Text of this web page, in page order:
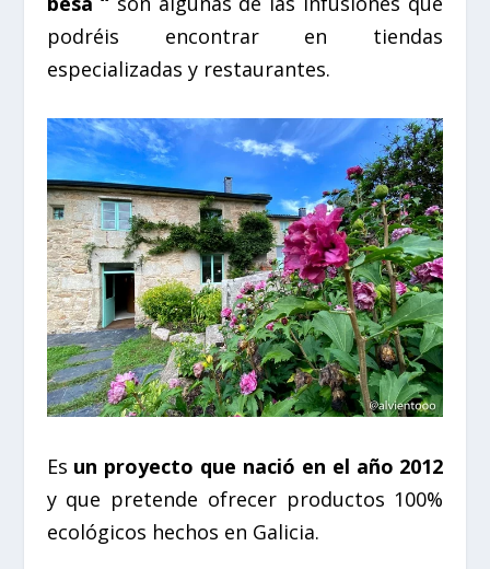
podréis encontrar en tiendas
especializadas y restaurantes.
Es un proyecto que nació en el año 2012
y que pretende ofrecer productos 100%
ecológicos hechos en Galicia.